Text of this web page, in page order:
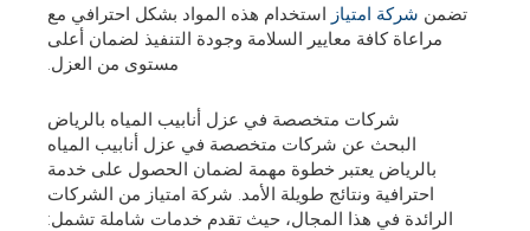
تضمن شركة امتياز استخدام هذه المواد بشكل احترافي مع
مراعاة كافة معايير السلامة وجودة التنفيذ لضمان أعلى
مستوى من العزل.
شركات متخصصة في عزل أنابيب المياه بالرياض
البحث عن شركات متخصصة في عزل أنابيب المياه
بالرياض يعتبر خطوة مهمة لضمان الحصول على خدمة
احترافية ونتائج طويلة الأمد. شركة امتياز من الشركات
الرائدة في هذا المجال، حيث تقدم خدمات شاملة تشمل: